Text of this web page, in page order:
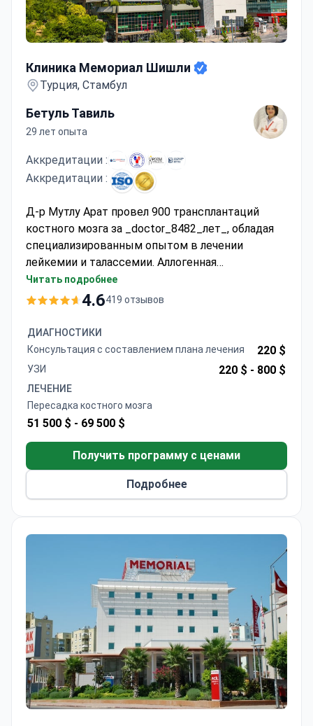
Клиника Мемориал Шишли
Турция, Стамбул
Бетуль Тавиль
29 лет опыта
Аккредитации :
Аккредитации :
Д-р Мутлу Арат провел 900 трансплантаций
костного мозга за _doctor_8482_лет_, обладая
специализированным опытом в лечении
лейкемии и талассемии. Аллогенная
трансплантация от родственного донора может
стоить около 65 000 $, что обычно покрывает
донора и проживание. Больница аккредитована
JCI и имеет изоляторы с HEPA-фильтрами. Д-р
Арат является членом EBMT и ASH и следует
Читать подробнее
4.6419 отзывов
ДИАГНОСТИКИ
Консультация с составлением плана лечения
220 $
УЗИ 220 $ - 800 $
ЛЕЧЕНИЕ
Пересадка костного мозга
51 500 $ - 69 500 $
Получить программу с ценами
Подробнее